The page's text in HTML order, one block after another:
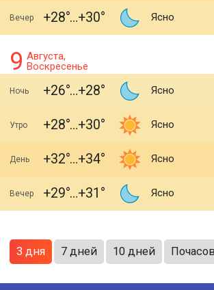
Вечер +28 +30 Ясно
9 Августа,
Воскресенье
Ночь +26 +28 Ясно
Утро +28 +30 Ясно
День +32 +34 Ясно
Вечер +29 +31 Ясно
3 дня 7 дней 10 дней